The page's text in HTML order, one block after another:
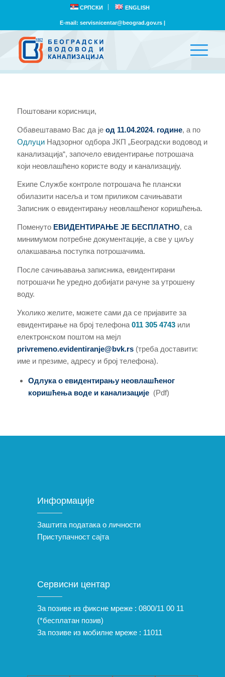
СРПСКИ ENGLISH
E-mail: servisnicentar@beograd.gov.rs|
Поштовани корисници,
Обавештавамо Вас да јеод 11.04.2024. године, а по
ОдлуциНадзорног одбора ЈКП „Београдски водовод и
канализација“, започело евидентирање потрошача
који неовлашћено користе воду и канализацију.
Екипе Службе контроле потрошача ће плански
обилазити насеља и том приликом сачињавати
Записник о евидентирању неовлашћеног коришћења.
Поменуто ЕВИДЕНТИРАЊЕ ЈЕ БЕСПЛАТНО, са
минимумом потребне документације, а све у циљу
олакшавања поступка потрошачима.
После сачињавања записника, евидентирани
потрошачи ће уредно добијати рачуне за утрошену
воду.
Уколико желите, можете сами да се пријавите за
евидентирање на број телефона011 305 4743или
електронском поштом на мејл
privremeno.evidentiranje@bvk.rs(треба доставити:
име и презиме, адресу и број телефона).
Одлука о евидентирању неовлашћеног
коришћења воде и канализације (Pdf)
Информације
Заштита података о личности
Приступачност сајта
Сервисни центар
За позиве из фиксне мреже : 0800/11 00 11
(*бесплатан позив)
За позиве из мобилне мреже : 11011